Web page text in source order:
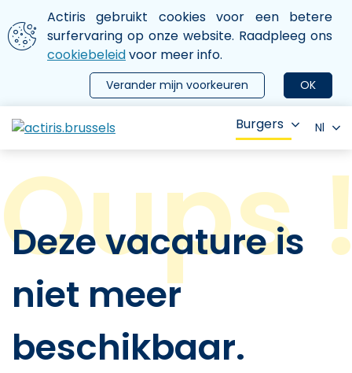
Aller au contenu principal
We gebruiken cookies
Actiris gebruikt cookies voor een betere
surfervaring op onze website. Raadpleeg ons
cookiebeleidvoor meer info.
OK
Verander mijn voorkeuren
le menu
Burgers Nl
Deze vacature is
niet meer
beschikbaar.